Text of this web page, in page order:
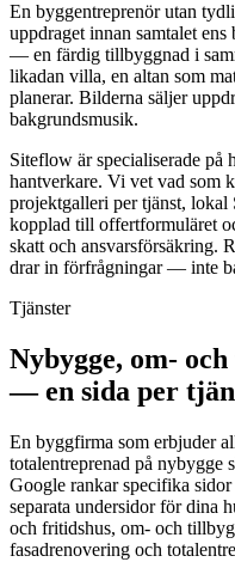
En byggentreprenör utan
uppdraget innan samtalet
— en färdig tillbyggnad i
likadan villa, en altan som
planerar. Bilderna säljer
bakgrundsmusik.
Siteflow är specialiserade
hantverkare. Vi vet vad som
projektgalleri per tjänst,
kopplad till offertformuläret
skatt och ansvarsförsäkring.
drar in förfrågningar — inte
Tjänster
Nybygge, om-
— en sida per
En byggfirma som erbjuder
totalentreprenad på nybygge
Google rankar specifika
separata undersidor för dina
och fritidshus, om- och
fasadrenovering och